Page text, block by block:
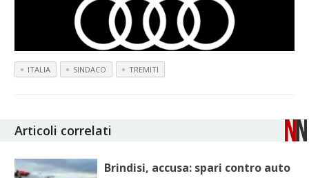
ITALIA SINDACO TREMITI
Articoli correlati
Brindisi, accusa: spari contro auto